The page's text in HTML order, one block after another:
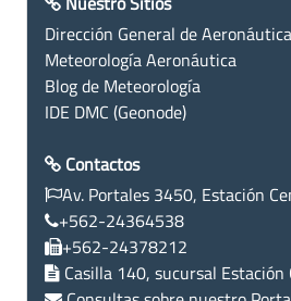
Dirección General de Aeronáutica
Meteorología Aeronáutica
Blog de Meteorología
IDE DMC (Geonode)
Contactos
Av. Portales 3450, Estación
+562-24364538
+562-24378212
Casilla 140, sucursal Estación